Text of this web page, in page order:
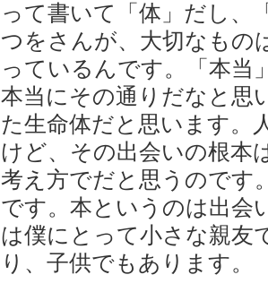
って書いて「体」だし、
つをさんが、大切なもの
っているんです。「本当
本当にその通りだなと思
た生命体だと思います。
けど、その出会いの根本
考え方でだと思うのです
です。本というのは出会
は僕にとって小さな親友
り、子供でもあります。